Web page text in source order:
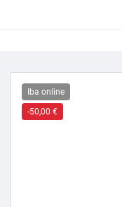
Iba online
-50,00 €